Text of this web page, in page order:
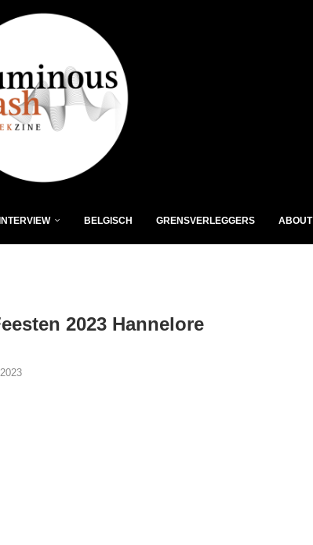
INTERVIEW BELGISCH GRENSVERLEGGERS ABOUT
2023 Hannelore